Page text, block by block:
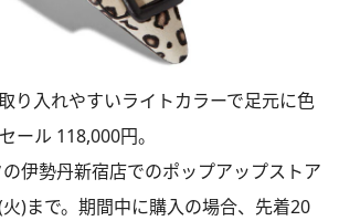
り入れやすいライトカラーで足元に色
ール 118,000円。
伊勢丹新宿店でのポップアップストア
)まで。期間中に購入の場合、先着20